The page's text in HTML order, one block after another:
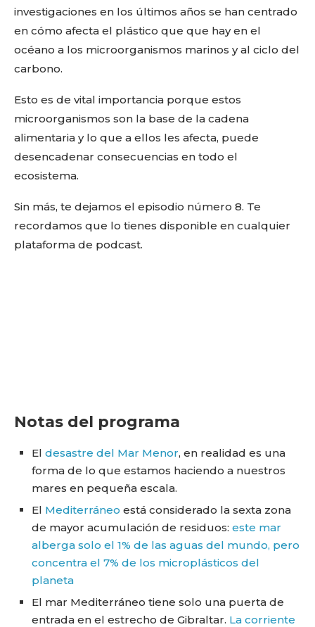
investigaciones en los últimos años se han centrado
en cómo afecta el plástico que que hay en el
océano a los microorganismos marinos y al ciclo del
carbono.
Esto es de vital importancia porque estos
microorganismos son la base de la cadena
alimentaria y lo que a ellos les afecta, puede
desencadenar consecuencias en todo el
ecosistema.
Sin más, te dejamos el episodio número 8. Te
recordamos que lo tienes disponible en cualquier
plataforma de podcast.
Notas del programa
El desastre del Mar Menor, en realidad es una
forma de lo que estamos haciendo a nuestros
mares en pequeña escala.
El Mediterráneo está considerado la sexta zona
de mayor acumulación de residuos: este mar
alberga solo el 1% de las aguas del mundo, pero
concentra el 7% de los microplásticos del
planeta
El mar Mediterráneo tiene solo una puerta de
entrada en el estrecho de Gibraltar. La corriente